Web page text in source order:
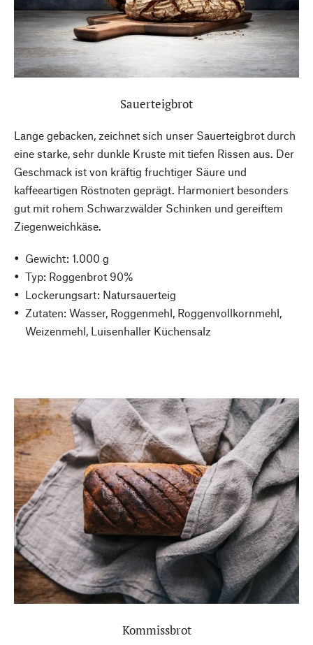
Sauerteigbrot
Lange gebacken, zeichnet sich unser Sauerteigbrot durch
eine starke, sehr dunkle Kruste mit tiefen Rissen aus. Der
Geschmack ist von kräftig fruchtiger Säure und
kaffeeartigen Röstnoten geprägt. Harmoniert besonders
gut mit rohem Schwarzwälder Schinken und gereiftem
Ziegenweichkäse.
Gewicht: 1.000 g
Typ: Roggenbrot 90%
Lockerungsart: Natursauerteig
Zutaten: Wasser, Roggenmehl, Roggenvollkornmehl,
Weizenmehl, Luisenhaller Küchensalz
Kommissbrot